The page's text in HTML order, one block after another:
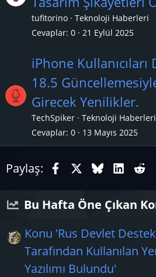
tufitorino
Teknoloji Haberleri
Cevaplar 0 21 Eylül 2025
iPhone Kullanıcıları
18.5
Girecek Yenilikler.
TechSpiker
Teknoloji Haberleri
Cevaplar 0 13 Mayıs 2025
Paylaş: FacebookX (Twitter)
Bluesky
Bu Hafta Öne Çıkan
Konu 'Rus Devlet
Tarafından Kullanılan
Yazılımı Bulundu'